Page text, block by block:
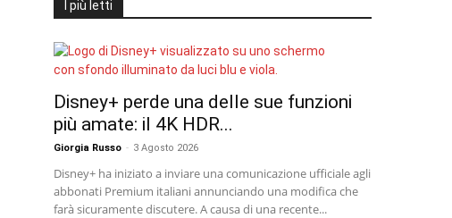
I più letti
Disney+ perde una delle sue funzioni
più amate: il 4K HDR...
Giorgia Russo - 3 Agosto 2026
Disney+ ha iniziato a inviare una comunicazione ufficiale agli
abbonati Premium italiani annunciando una modifica che
farà sicuramente discutere. A causa di una recente...